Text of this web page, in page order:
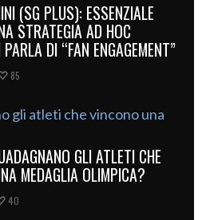
(SG PLUS): ESSENZIALE
STRATEGIA AD HOC
DI “FAN ENGAGEMENT”
85
GLI ATLETI CHE
MEDAGLIA OLIMPICA?
40